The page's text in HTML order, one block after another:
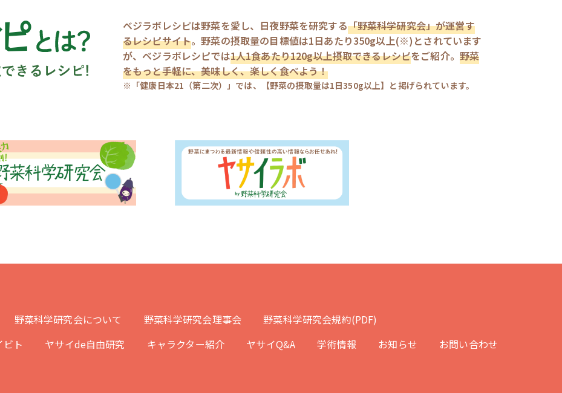
ベジラボレシピは野菜を愛し、日夜野菜を研究する「野菜科学研究会」が運営す
るレシピサイト。野菜の摂取量の目標値は1日あたり350g以上(※)とされています
が、ベジラボレシピでは1人1食あたり120g以上摂取できるレシピをご紹介。 野菜
をもっと手軽に、美味しく、楽しく食べよう！
※「健康日本21（第二次）」では、【野菜の摂取量は1日350g以上】と掲げられています。
野菜科学研究会について 野菜科学研究会理事会
野菜科学研究会規約(PDF)
ビト ヤサイde自由研究 キャラクター紹介 ヤサイQ&A 学術情報 お知らせ お問い合わせ